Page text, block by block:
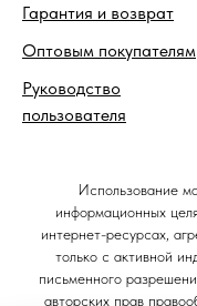
Гарантия и возврат
Оптовым покупателям
Руководство
пользователя
Использование
информационных
интернет-ресурсах,
только с активной
письменного
авторских прав